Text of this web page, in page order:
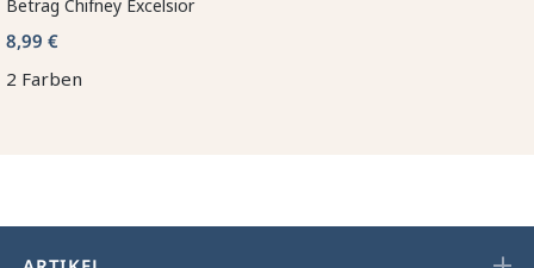
Betrag Chifney Excelsior
8,99 €
2 Farben